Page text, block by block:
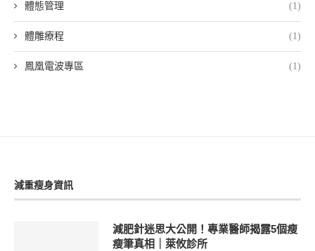
體態管理 (1)
體雕療程 (1)
鳳凰電波專區 (1)
減重瘦身資訊
減肥針迷思大公開！專業醫師揭露5個瘦
瘦筆真相｜萊攸診所